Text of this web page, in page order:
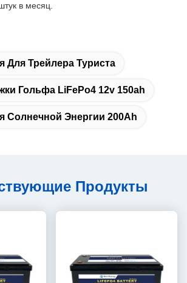
в месяц.
Для Трейлера Туриста
Гольфа LiFePo4 12v 150ah
Солнечной Энергии 200Ah
Продукты